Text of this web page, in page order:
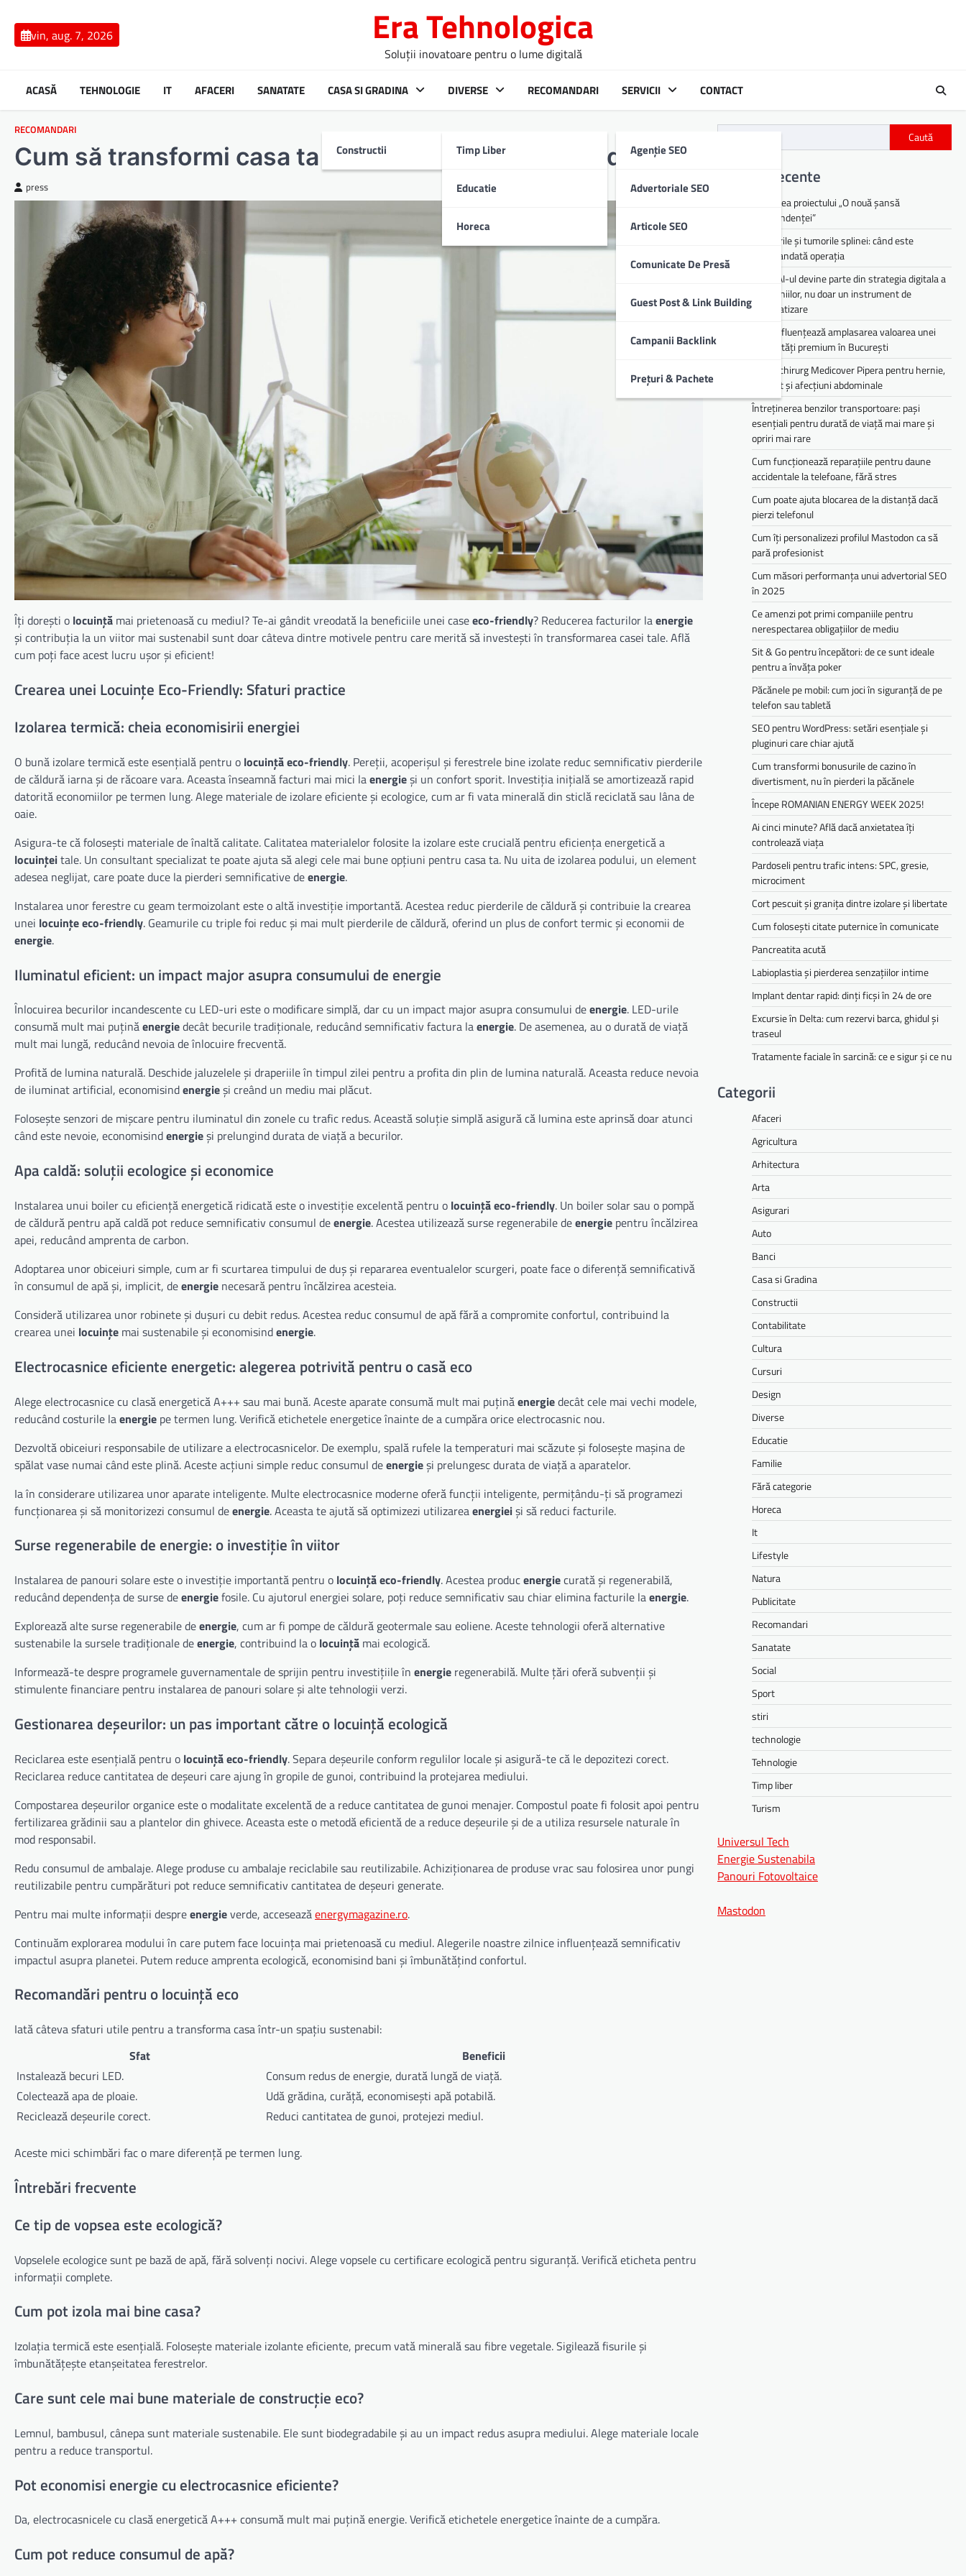
contentvin, aug. 7, 2026 Era Tehnologica
Soluții inovatoare pentru o lume digitală
ACASĂ TEHNOLOGIE IT AFACERI SANATATE CASA SI GRADINA
Constructii
DIVERSE
Timp Liber
Educatie
Horeca
RECOMANDARI SERVICII
Agenție SEO
Advertoriale SEO
Articole SEO
Comunicate De Presă
Guest Post & Link Building
Campanii Backlink
Prețuri & Pachete
CONTACT
RECOMANDARI
Cum să transformi casa ta într-o locuință eco-friendly
press
Îți dorești o locuință mai prietenoasă cu mediul? Te-ai gândit vreodată la beneficiile unei caseeco-friendly? Reducerea facturilor laenergie
și contribuția la un viitor mai sustenabil sunt doar câteva dintre motivele pentru care merită să investești în transformarea casei tale. Află
cum poți face acest lucru ușor și eficient!
Crearea unei Locuințe Eco-Friendly: Sfaturi practice
Izolarea termică: cheia economisirii energiei
O bună izolare termică este esențială pentru o locuință eco-friendly. Pereții, acoperișul și ferestrele bine izolate reduc semnificativ pierderile
de căldură iarna și de răcoare vara. Aceasta înseamnă facturi mai mici laenergieși un confort sporit. Investiția inițială se amortizează rapid
datorită economiilor pe termen lung. Alege materiale de izolare eficiente și ecologice, cum ar fi vata minerală din sticlă reciclată sau lâna de
oaie.
Asigura-te că folosești materiale de înaltă calitate. Calitatea materialelor folosite la izolare este crucială pentru eficiența energetică a
locuințeitale. Un consultant specializat te poate ajuta să alegi cele mai bune opțiuni pentru casa ta. Nu uita de izolarea podului, un element
adesea neglijat, care poate duce la pierderi semnificative deenergie.
Instalarea unor ferestre cu geam termoizolant este o altă investiție importantă. Acestea reduc pierderile de căldură și contribuie la crearea
unei locuințe eco-friendly. Geamurile cu triple foi reduc și mai mult pierderile de căldură, oferind un plus de confort termic și economii de
energie.
Iluminatul eficient: un impact major asupra consumului de energie
Înlocuirea becurilor incandescente cu LED-uri este o modificare simplă, dar cu un impact major asupra consumului deenergie. LED-urile
consumă mult mai puținăenergiedecât becurile tradiționale, reducând semnificativ factura laenergie. De asemenea, au o durată de viață
mult mai lungă, reducând nevoia de înlocuire frecventă.
Profită de lumina naturală. Deschide jaluzelele și draperiile în timpul zilei pentru a profita din plin de lumina naturală. Aceasta reduce nevoia
de iluminat artificial, economisindenergieși creând un mediu mai plăcut.
Folosește senzori de mișcare pentru iluminatul din zonele cu trafic redus. Această soluție simplă asigură că lumina este aprinsă doar atunci
când este nevoie, economisindenergieși prelungind durata de viață a becurilor.
Apa caldă: soluții ecologice și economice
Instalarea unui boiler cu eficiență energetică ridicată este o investiție excelentă pentru o locuință eco-friendly. Un boiler solar sau o pompă
de căldură pentru apă caldă pot reduce semnificativ consumul deenergie. Acestea utilizează surse regenerabile deenergie pentru încălzirea
apei, reducând amprenta de carbon.
Adoptarea unor obiceiuri simple, cum ar fi scurtarea timpului de duș și repararea eventualelor scurgeri, poate face o diferență semnificativă
în consumul de apă și, implicit, deenergie necesară pentru încălzirea acesteia.
Consideră utilizarea unor robinete și dușuri cu debit redus. Acestea reduc consumul de apă fără a compromite confortul, contribuind la
crearea unei locuințe mai sustenabile și economisindenergie.
Electrocasnice eficiente energetic: alegerea potrivită pentru o casă eco
Alege electrocasnice cu clasă energetică A+++ sau mai bună. Aceste aparate consumă mult mai puținăenergiedecât cele mai vechi modele,
reducând costurile laenergie pe termen lung. Verifică etichetele energetice înainte de a cumpăra orice electrocasnic nou.
Dezvoltă obiceiuri responsabile de utilizare a electrocasnicelor. De exemplu, spală rufele la temperaturi mai scăzute și folosește mașina de
spălat vase numai când este plină. Aceste acțiuni simple reduc consumul deenergieși prelungesc durata de viață a aparatelor.
Ia în considerare utilizarea unor aparate inteligente. Multe electrocasnice moderne oferă funcții inteligente, permițându-ți să programezi
funcționarea și să monitorizezi consumul deenergie. Aceasta te ajută să optimizezi utilizareaenergieiși să reduci facturile.
Surse regenerabile de energie: o investiție în viitor
Instalarea de panouri solare este o investiție importantă pentru o locuință eco-friendly. Acestea producenergiecurată și regenerabilă,
reducând dependența de surse deenergiefosile. Cu ajutorul energiei solare, poți reduce semnificativ sau chiar elimina facturile laenergie.
Explorează alte surse regenerabile deenergie, cum ar fi pompe de căldură geotermale sau eoliene. Aceste tehnologii oferă alternative
sustenabile la sursele tradiționale deenergie, contribuind la o locuință mai ecologică.
Informează-te despre programele guvernamentale de sprijin pentru investițiile în energie regenerabilă. Multe țări oferă subvenții și
stimulente financiare pentru instalarea de panouri solare și alte tehnologii verzi.
Gestionarea deșeurilor: un pas important către o locuință ecologică
Reciclarea este esențială pentru o locuință eco-friendly. Separa deșeurile conform regulilor locale și asigură-te că le depozitezi corect.
Reciclarea reduce cantitatea de deșeuri care ajung în gropile de gunoi, contribuind la protejarea mediului.
Compostarea deșeurilor organice este o modalitate excelentă de a reduce cantitatea de gunoi menajer. Compostul poate fi folosit apoi pentru
fertilizarea grădinii sau a plantelor din ghivece. Aceasta este o metodă eficientă de a reduce deșeurile și de a utiliza resursele naturale în
mod responsabil.
Redu consumul de ambalaje. Alege produse cu ambalaje reciclabile sau reutilizabile. Achiziționarea de produse vrac sau folosirea unor pungi
reutilizabile pentru cumpărături pot reduce semnificativ cantitatea de deșeuri generate.
Pentru mai multe informații despreenergieverde, acceseazăenergymagazine.ro.
Continuăm explorarea modului în care putem face locuința mai prietenoasă cu mediul. Alegerile noastre zilnice influențează semnificativ
impactul asupra planetei. Putem reduce amprenta ecologică, economisind bani și îmbunătățind confortul.
Recomandări pentru o locuință eco
Iată câteva sfaturi utile pentru a transforma casa într-un spațiu sustenabil:
Sfat
Beneficii
Instalează becuri LED.
Consum redus de energie, durată lungă de viață.
Colectează apa de ploaie.
Udă grădina, curăță, economisești apă potabilă.
Reciclează deșeurile corect.
Reduci cantitatea de gunoi, protejezi mediul.
Aceste mici schimbări fac o mare diferență pe termen lung.
Întrebări frecvente
Ce tip de vopsea este ecologică?
Vopselele ecologice sunt pe bază de apă, fără solvenți nocivi. Alege vopsele cu certificare ecologică pentru siguranță. Verifică eticheta pentru
informații complete.
Cum pot izola mai bine casa?
Izolația termică este esențială. Folosește materiale izolante eficiente, precum vată minerală sau fibre vegetale. Sigilează fisurile și
îmbunătățește etanșeitatea ferestrelor.
Care sunt cele mai bune materiale de construcție eco?
Lemnul, bambusul, cânepa sunt materiale sustenabile. Ele sunt biodegradabile și au un impact redus asupra mediului. Alege materiale locale
pentru a reduce transportul.
Pot economisi energie cu electrocasnice eficiente?
Da, electrocasnicele cu clasă energetică A+++ consumă mult mai puțină energie. Verifică etichetele energetice înainte de a cumpăra.
Cum pot reduce consumul de apă?
Caută
Articole recente
Lansarea proiectului „O nouă șansă
independenței”
Chisturile și tumorile splinei: când este
recomandată operația
De ce AI-ul devine parte din strategia digitala a
companiilor, nu doar un instrument de
automatizare
Cum influențează amplasarea valoarea unei
proprietăți premium în București
Medic chirurg Medicover Pipera pentru hernie,
colecist și afecțiuni abdominale
Întreținerea benzilor transportoare: pași
esențiali pentru durată de viață mai mare și
opriri mai rare
Cum funcționează reparațiile pentru daune
accidentale la telefoane, fără stres
Cum poate ajuta blocarea de la distanță dacă
pierzi telefonul
Cum îți personalizezi profilul Mastodon ca să
pară profesionist
Cum măsori performanța unui advertorial SEO
în 2025
Ce amenzi pot primi companiile pentru
nerespectarea obligațiilor de mediu­­
Sit & Go pentru începători: de ce sunt ideale
pentru a învăța poker
Păcănele pe mobil: cum joci în siguranță de pe
telefon sau tabletă
SEO pentru WordPress: setări esențiale și
pluginuri care chiar ajută
Cum transformi bonusurile de cazino în
divertisment, nu în pierderi la păcănele
Începe ROMANIAN ENERGY WEEK 2025!
Ai cinci minute? Află dacă anxietatea îți
controlează viața
Pardoseli pentru trafic intens: SPC, gresie,
microciment
Cort pescuit și granița dintre izolare și libertate
Cum folosești citate puternice în comunicate
Pancreatita acută
Labioplastia și pierderea senzațiilor intime
Implant dentar rapid: dinți ficși în 24 de ore
Excursie în Delta: cum rezervi barca, ghidul și
traseul
Tratamente faciale în sarcină: ce e sigur și ce nu
Categorii
Afaceri
Agricultura
Arhitectura
Arta
Asigurari
Auto
Banci
Casa si Gradina
Constructii
Contabilitate
Cultura
Cursuri
Design
Diverse
Educatie
Familie
Fără categorie
Horeca
It
Lifestyle
Natura
Publicitate
Recomandari
Sanatate
Social
Sport
stiri
technologie
Tehnologie
Timp liber
Turism
Universul Tech
Energie Sustenabila
Panouri Fotovoltaice
Mastodon